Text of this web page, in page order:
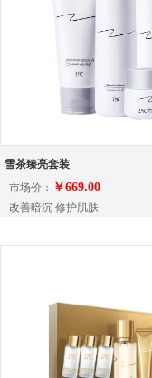
雪茶臻亮套装
市场价： ￥669.00
改善暗沉 修护肌肤